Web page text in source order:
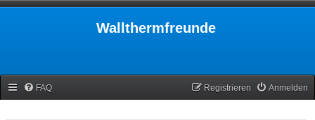
Wallthermfreunde
FAQ Anmelden
Registrieren